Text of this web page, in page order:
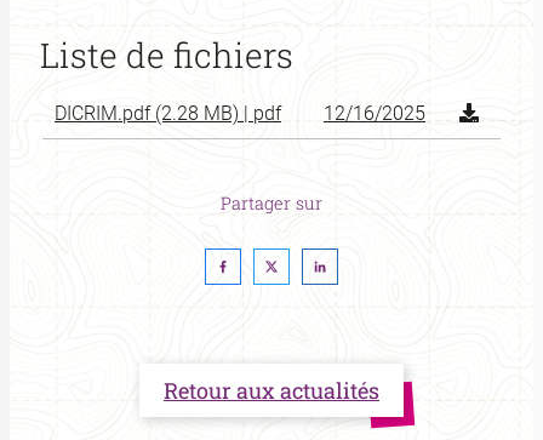
Liste de fichiers
DICRIM.pdf (2.28 MB) | pdf 12/16/2025
Partager sur
Retour aux actualités